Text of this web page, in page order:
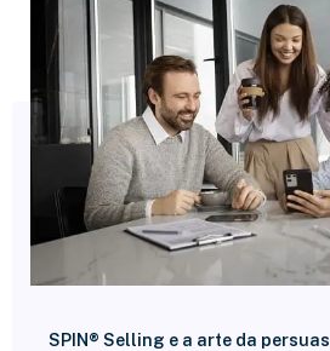
SPIN® Selling e a arte da